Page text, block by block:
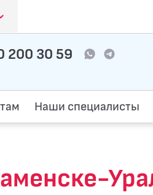
200 30 59
Наши специалисты